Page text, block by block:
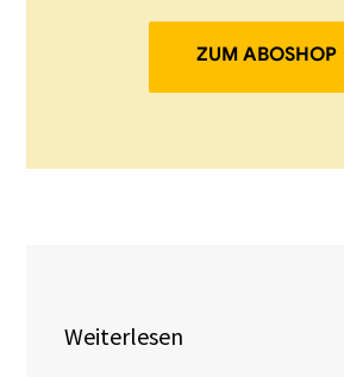
ZUM ABOSHOP
Weiterlesen